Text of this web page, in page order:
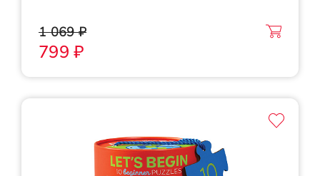
1 069 ₽
799 ₽